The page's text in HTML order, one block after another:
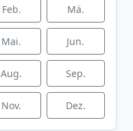
Feb. Mä.
Mai. Jun.
Aug. Sep.
Nov. Dez.